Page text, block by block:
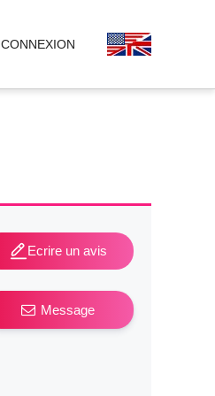
CONNEXION
Ecrire un avis
Message